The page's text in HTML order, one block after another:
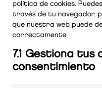
política de cookies.
través de tu navegador,
que nuestra web puede
correctamente.
7.1 Gestiona tus
consentimiento